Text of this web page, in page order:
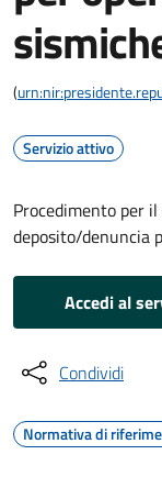
(
Servizio attivo
Procedimento per
deposito/denuncia
Accedi al
Condividi
Normativa di